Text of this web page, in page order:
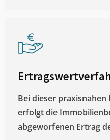
Bei dieser
erfolgt die
abgeworfenen Ertrag